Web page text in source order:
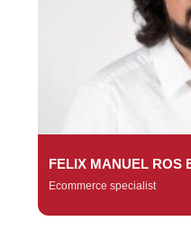
FELIX MANUEL ROS
Ecommerce specialist